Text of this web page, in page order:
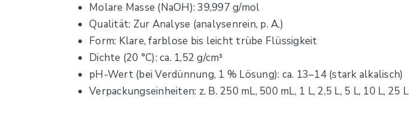
Molare Masse (NaOH): 39,997 g/mol
Qualität: Zur Analyse (analysenrein, p. A.)
Form: Klare, farblose bis leicht trübe Flüssigkeit
Dichte (20 °C): ca. 1,52 g/cm³
pH-Wert (bei Verdünnung, 1 % Lösung): ca. 13–14 (stark alkalisch)
Verpackungseinheiten: z. B. 250 mL, 500 mL, 1 L, 2,5 L, 5 L, 10 L, 25 L